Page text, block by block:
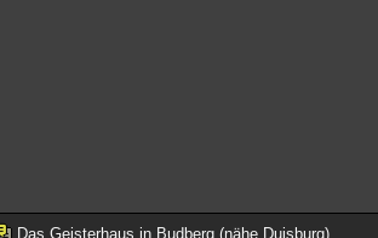
Das Geisterhaus in Budberg (nähe Duisburg)